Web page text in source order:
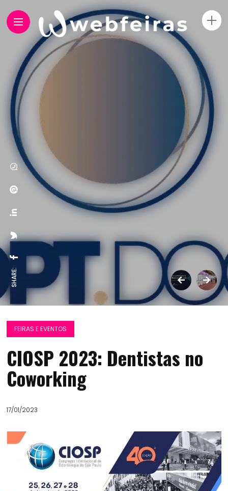
SHARE:
FEIRAS E EVENTOS
CIOSP 2023: Dentistas no
Coworking
17/01/2023